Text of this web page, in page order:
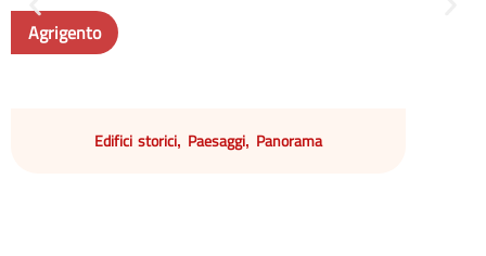
Agrigento
Edifici storici, Paesaggi, Panorama